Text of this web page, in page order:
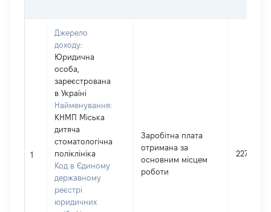
1
Джерело
доходу:
Юридична
особа,
зареєстрована
в Україні
Найменування:
КНМП Міська
дитяча
стоматологічна
поліклініка
Код в Єдиному
державному
реєстрі
юридичних
Заробітна плата
отримана за
основним місцем
роботи
227748